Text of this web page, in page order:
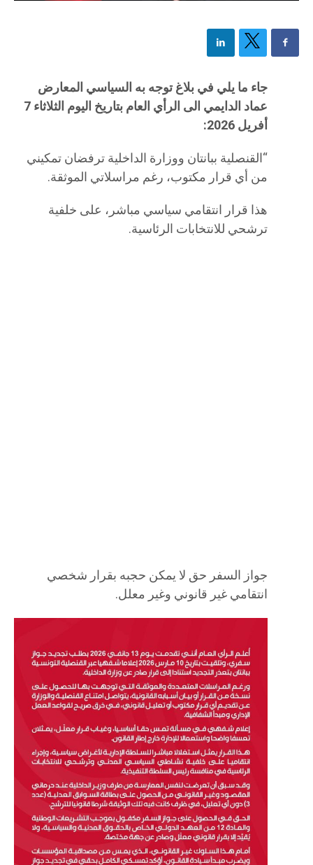
جاء ما يلي في بلاغ توجه به السياسي المعارض
عماد الدايمي الى الرأي العام بتاريخ اليوم الثلاثاء 7
أفريل 2026:
“القنصلية ببانتان ووزارة الداخلية ترفضان تمكيني
من أي قرار مكتوب، رغم مراسلاتي الموثقة.
هذا قرار انتقامي سياسي مباشر، على خلفية
ترشحي للانتخابات الرئاسية.
جواز السفر حق لا يمكن حجبه بقرار شخصي
انتقامي غير قانوني وغير معلل.